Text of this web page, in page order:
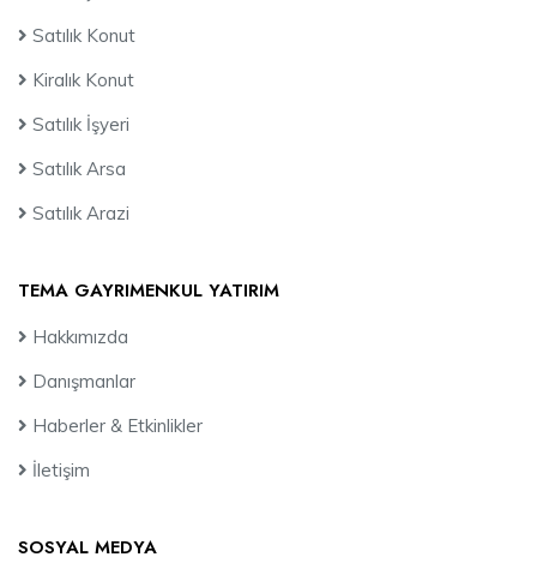
Satılık Konut
Kiralık Konut
Satılık İşyeri
Satılık Arsa
Satılık Arazi
TEMA GAYRIMENKUL YATIRIM
Hakkımızda
Danışmanlar
Haberler & Etkinlikler
İletişim
SOSYAL MEDYA